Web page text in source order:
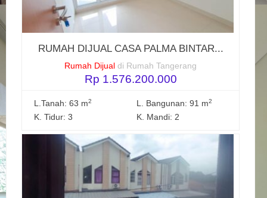
RUMAH DIJUAL CASA PALMA BINTAR...
Rumah Dijual di Rumah Tangerang
Rp 1.576.200.000
L.Tanah: 63 m2 L. Bangunan: 91 m2
K. Tidur: 3 K. Mandi: 2